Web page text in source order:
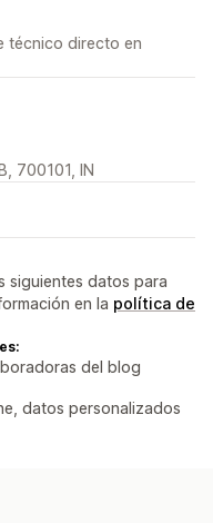
técnico directo en
700101, IN
siguientes datos para
en la política de
del blog
datos personalizados